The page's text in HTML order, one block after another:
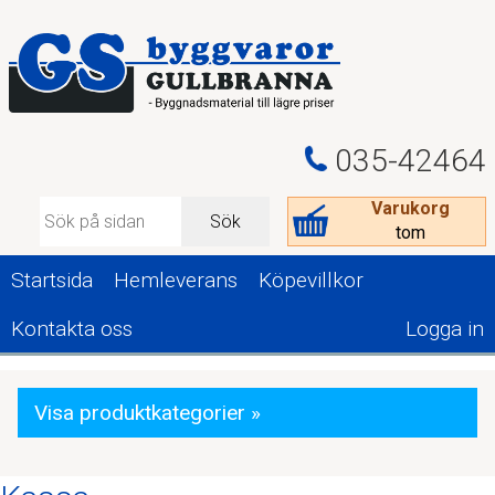
035-42464
Varukorg
tom
Sök
Startsida Hemleverans
Köpevillkor
Kontakta oss
Logga in
Visa produktkategorier »